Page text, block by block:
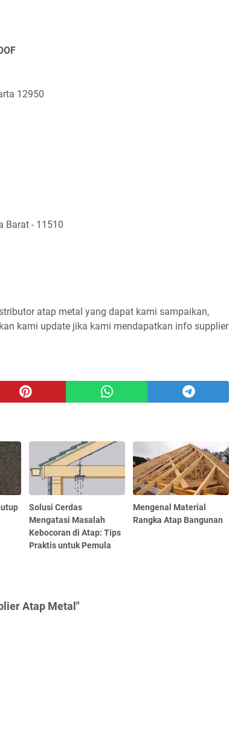
12950
Barat - 11510
atap metal yang dapat kami sampaikan,
kami update jika kami mendapatkan info supplier
Solusi Cerdas
Mengatasi Masalah
Kebocoran di Atap: Tips
Praktis untuk Pemula
Mengenal Material
Rangka Atap Bangunan
Atap Metal"